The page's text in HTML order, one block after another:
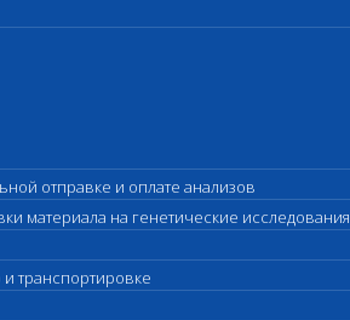
отправке и оплате анализов
материала на генетические исследования
транспортировке